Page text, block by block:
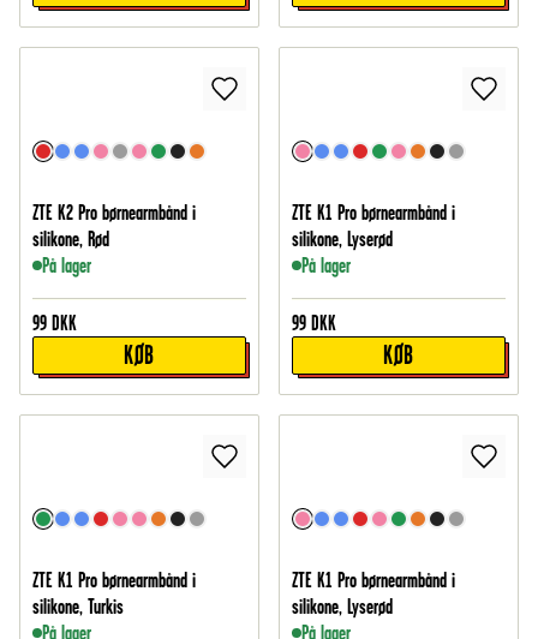
ZTE K2 Pro børnearmbånd i
silikone, Rød
På lager
99 DKK
KØB
ZTE K1 Pro børnearmbånd i
silikone, Lyserød
På lager
99 DKK
KØB
ZTE K1 Pro børnearmbånd i
silikone, Turkis
På lager
ZTE K1 Pro børnearmbånd i
silikone, Lyserød
På lager